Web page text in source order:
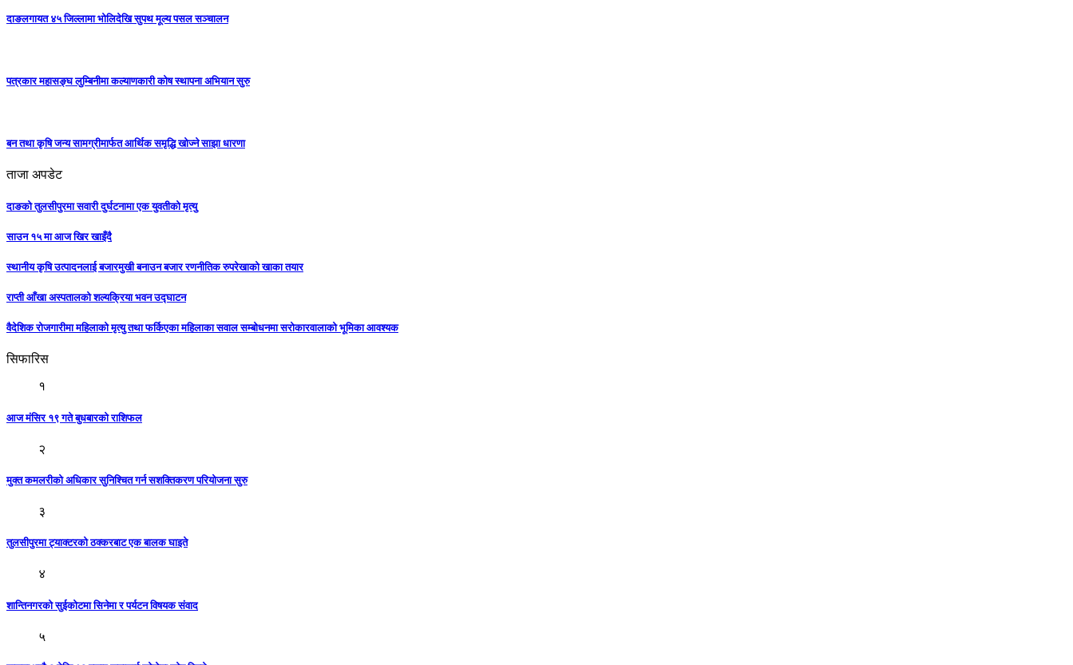
दाङलगायत ४५ जिल्लामा भोलिदेखि सुपथ मूल्य पसल सञ्चालन
पत्रकार महासङ्घ लुम्बिनीमा कल्याणकारी कोष स्थापना अभियान सुरु
बन तथा कृषि जन्य सामग्रीमार्फत आर्थिक समृद्धि खोज्ने साझा धारणा
ताजा अपडेट
दाङको तुलसीपुरमा सवारी दुर्घटनामा एक युवतीको मृत्यु
साउन १५ मा आज खिर खाइँदै
स्थानीय कृषि उत्पादनलाई बजारमुखी बनाउन बजार रणनीतिक रुपरेखाको खाका तयार
राप्ती आँखा अस्पतालको शल्यक्रिया भवन उद्घाटन
वैदेशिक रोजगारीमा महिलाको मृत्यु तथा फर्किएका महिलाका सवाल सम्बोधनमा सरोकारवालाको भूमिका आवश्यक
सिफारिस
१
आज मंसिर १९ गते बुधबारकाे राशिफल
२
मुक्त कमलरीको अधिकार सुनिश्चित गर्न सशक्तिकरण परियोजना सुरु
३
तुलसीपुरमा ट्याक्टरको ठक्करबाट एक बालक घाइते
४
शान्तिनगरकाे सुईकाेटमा सिनेमा र पर्यटन विषयक संवाद
५